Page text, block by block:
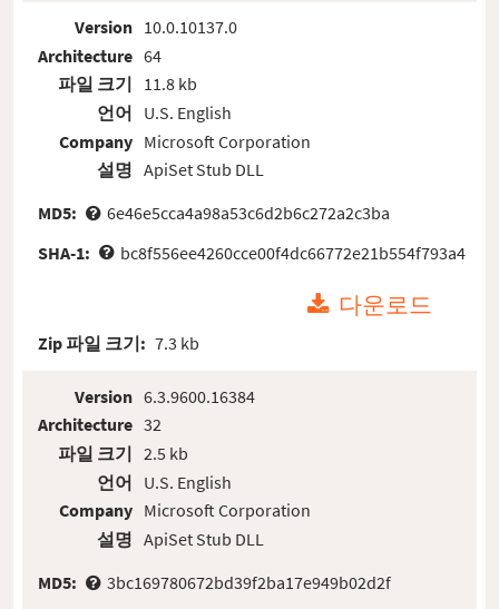
Version
Architecture
파일 크기
언어
Company
설명
10.0.10137.0
64
11.8 kb
U.S. English
Microsoft Corporation
ApiSet Stub DLL
MD5:
6e46e5cca4a98a53c6d2b6c272a2c3ba
SHA-1:
bc8f556ee4260cce00f4dc66772e21b554f793a4
다운로드
Zip 파일 크기: 7.3 kb
Version
Architecture
파일 크기
언어
Company
설명
6.3.9600.16384
32
2.5 kb
U.S. English
Microsoft Corporation
ApiSet Stub DLL
MD5:
3bc169780672bd39f2ba17e949b02d2f